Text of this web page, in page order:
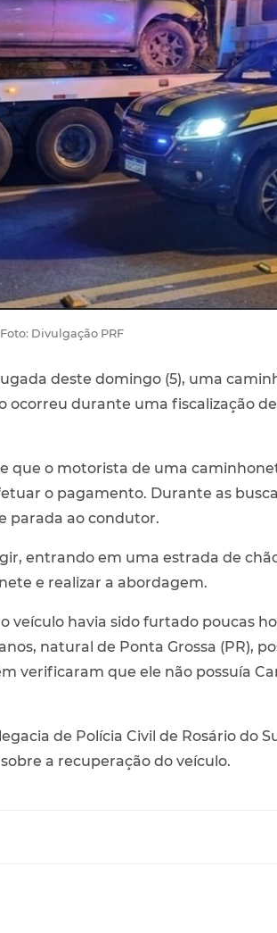
Foto: Divulgação PRF
deste domingo (5), uma
ocorreu durante uma fiscalização
que o motorista de uma
o pagamento. Durante as
parada ao condutor.
entrando em uma estrada de
e realizar a abordagem.
veículo havia sido furtado poucas
natural de Ponta Grossa (PR),
verificaram que ele não possuía
de Polícia Civil de Rosário do
a recuperação do veículo.